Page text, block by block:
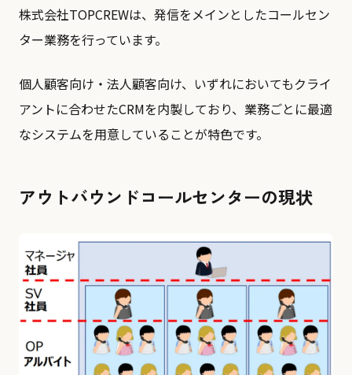
株式会社TOPCREWは、発信をメインとしたコールセン
ター業務を行っています。
個⼈顧客向け・法人顧客向け、いずれにおいてもクライ
アントに合わせたCRMを内製しており、業務ごとに最適
なシステムを⽤意していることが特色です。
アウトバウンドコールセンターの現状